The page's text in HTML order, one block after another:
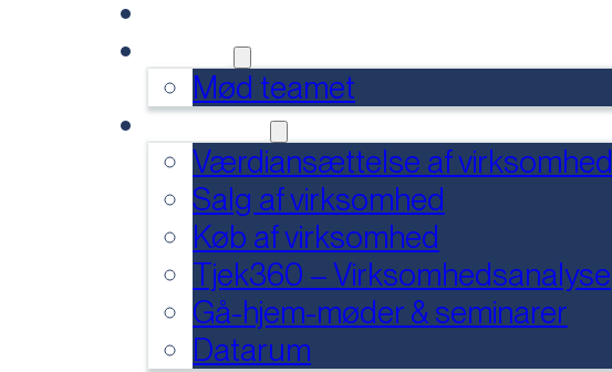
Mød teamet
Værdiansættelse af virksomhed
Salg af virksomhed
Køb af virksomhed
Tjek360 – Virksomhedsanalyse
Gå-hjem-møder & seminarer
Datarum